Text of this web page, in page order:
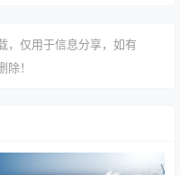
，仅用于信息分享，如有
！